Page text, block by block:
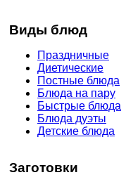
Виды блюд
Праздничные
Диетические
Постные блюда
Блюда на пару
Быстрые блюда
Блюда дуэты
Детские блюда
Заготовки